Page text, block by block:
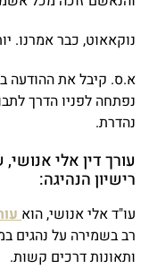
נוקאאוט, כבר אמרנו.
א.ס. קיבל את ההודעה
נפתחה לפניו הדרך
נהדרת.
עורך דין אלי
רישיון הנהיגה:
עו"ד אלי אנושי, הוא
רב בשמירה על נהגים
ותאונות דרכים קשות.